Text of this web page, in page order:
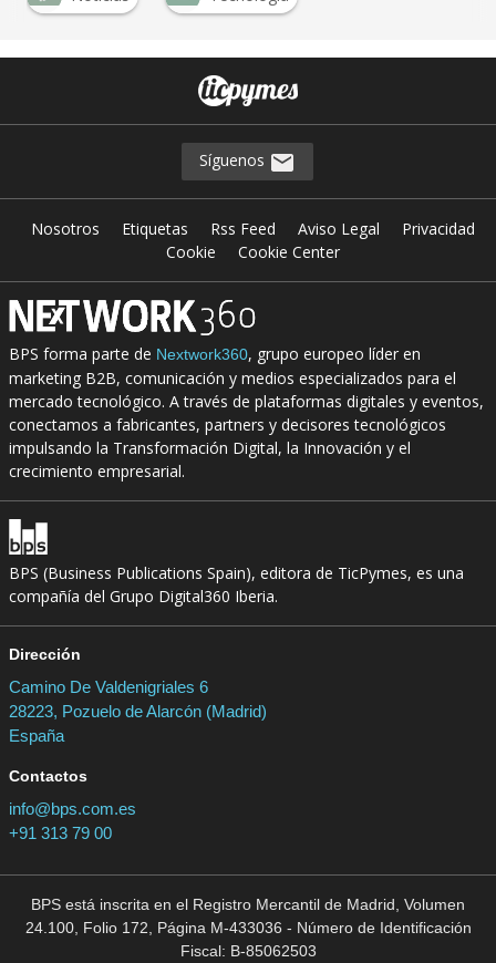
Síguenos
Nosotros Etiquetas Rss Feed Aviso Legal
Privacidad
Cookie
Cookie Center
BPS forma parte de Nextwork360, grupo europeo líder en
marketing B2B, comunicación y medios especializados para el
mercado tecnológico. A través de plataformas digitales y eventos,
conectamos a fabricantes, partners y decisores tecnológicos
impulsando la Transformación Digital, la Innovación y el
crecimiento empresarial.
BPS (Business Publications Spain), editora de TicPymes, es una
compañía del Grupo Digital360 Iberia.
Dirección
Camino De Valdenigriales 6
28223, Pozuelo de Alarcón (Madrid)
España
Contactos
info@bps.com.es
+91 313 79 00
BPS está inscrita en el Registro Mercantil de Madrid, Volumen
24.100, Folio 172, Página M-433036 - Número de Identificación
Fiscal: B-85062503